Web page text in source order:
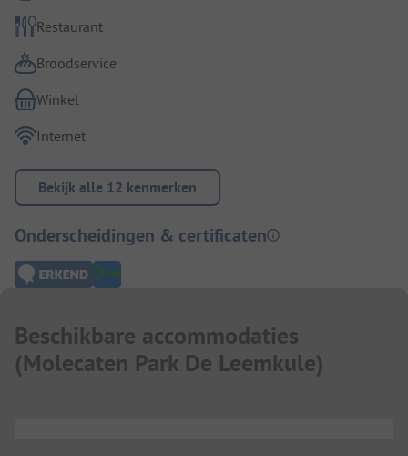
Restaurant
Broodservice
Winkel
Internet
Bekijk alle 12 kenmerken
Onderscheidingen & certificaten
Beschikbare accommodaties
(Molecaten Park De Leemkule)